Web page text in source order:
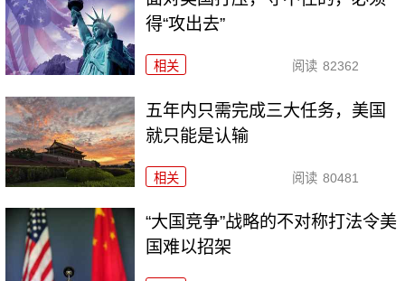
得“攻出去”
相关 阅读 82362
五年内只需完成三大任务，美国
就只能是认输
相关 阅读 80481
“大国竞争”战略的不对称打法令美
国难以招架